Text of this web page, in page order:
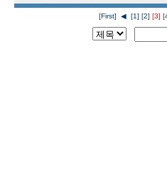
[First] ◀ [1] [2] [3]